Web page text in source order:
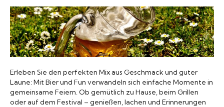
Bierboxen & Sets
Biere A-Z
Biere der Welt
Biergläser
Erleben Sie den perfekten Mix aus Geschmack und guter
Laune: Mit Bier und Fun verwandeln sich einfache Momente in
gemeinsame Feiern. Ob gemütlich zu Hause, beim Grillen
oder auf dem Festival – genießen, lachen und Erinnerungen